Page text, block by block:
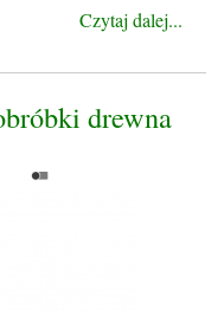
Czytaj dalej...
drewna